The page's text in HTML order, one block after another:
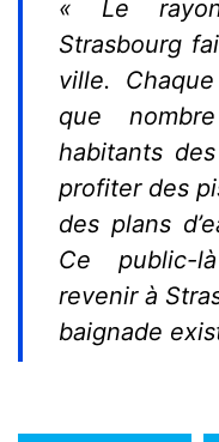
« Le
Strasbourg
ville.
que
habitants
profiter des
des plans
Ce public-
revenir à
baignade